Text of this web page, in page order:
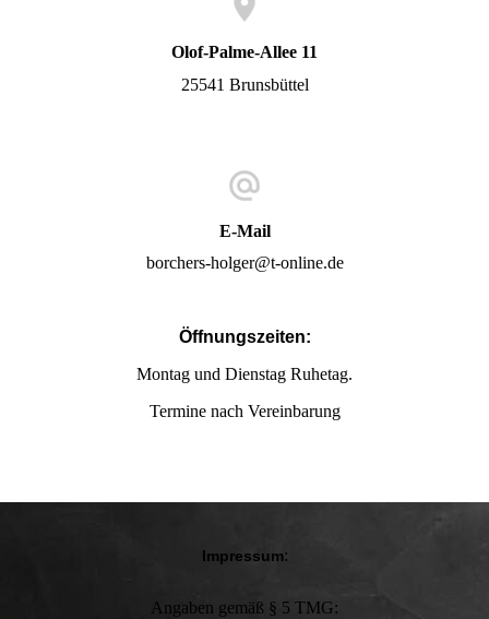
Olof-Palme-Allee 11
25541 Brunsbüttel
E-Mail
borchers-holger@t-online.de
Öffnungszeiten:
Montag und Dienstag Ruhetag.
Termine nach Vereinbarung
Impressum:
Angaben gemäß § 5 TMG: